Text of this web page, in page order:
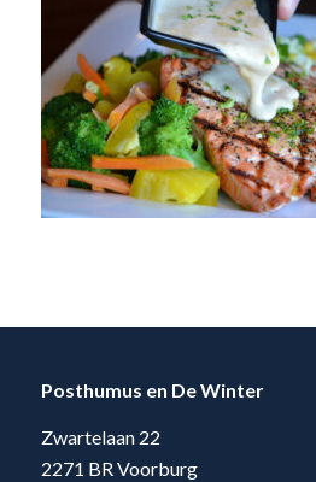
Posthumus en De Winter
Zwartelaan 22
2271 BR Voorburg